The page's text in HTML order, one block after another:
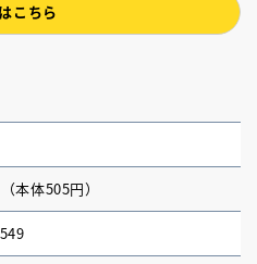
こちら
本体505円）